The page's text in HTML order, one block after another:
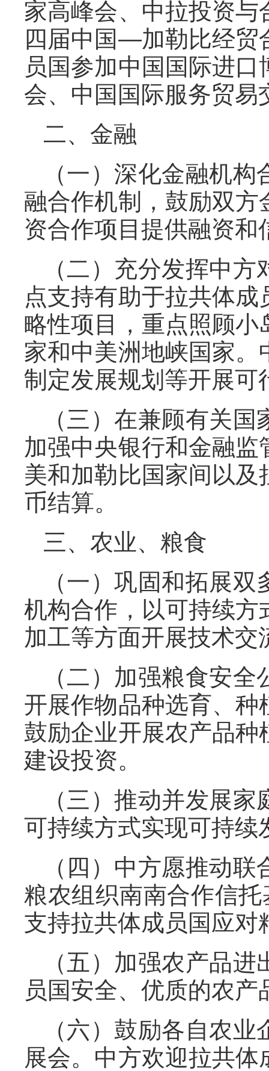
家高峰会、中拉投资
四届中国—加勒比经贸
员国参加中国国际进
会、中国国际服务贸易
二、金融
（一）深化金融机
融合作机制，鼓励双
资合作项目提供融资和
（二）充分发挥中
点支持有助于拉共体
略性项目，重点照顾
家和中美洲地峡国家
制定发展规划等开展可
（三）在兼顾有关
加强中央银行和金融
美和加勒比国家间以
币结算。
三、农业、粮食
（一）巩固和拓展
机构合作，以可持续
加工等方面开展技术交
（二）加强粮食安
开展作物品种选育、
鼓励企业开展农产品
建设投资。
（三）推动并发展
可持续方式实现可持续
（四）中方愿推动
粮农组织南南合作信
支持拉共体成员国应对
（五）加强农产品
员国安全、优质的农
（六）鼓励各自农
展会。中方欢迎拉共